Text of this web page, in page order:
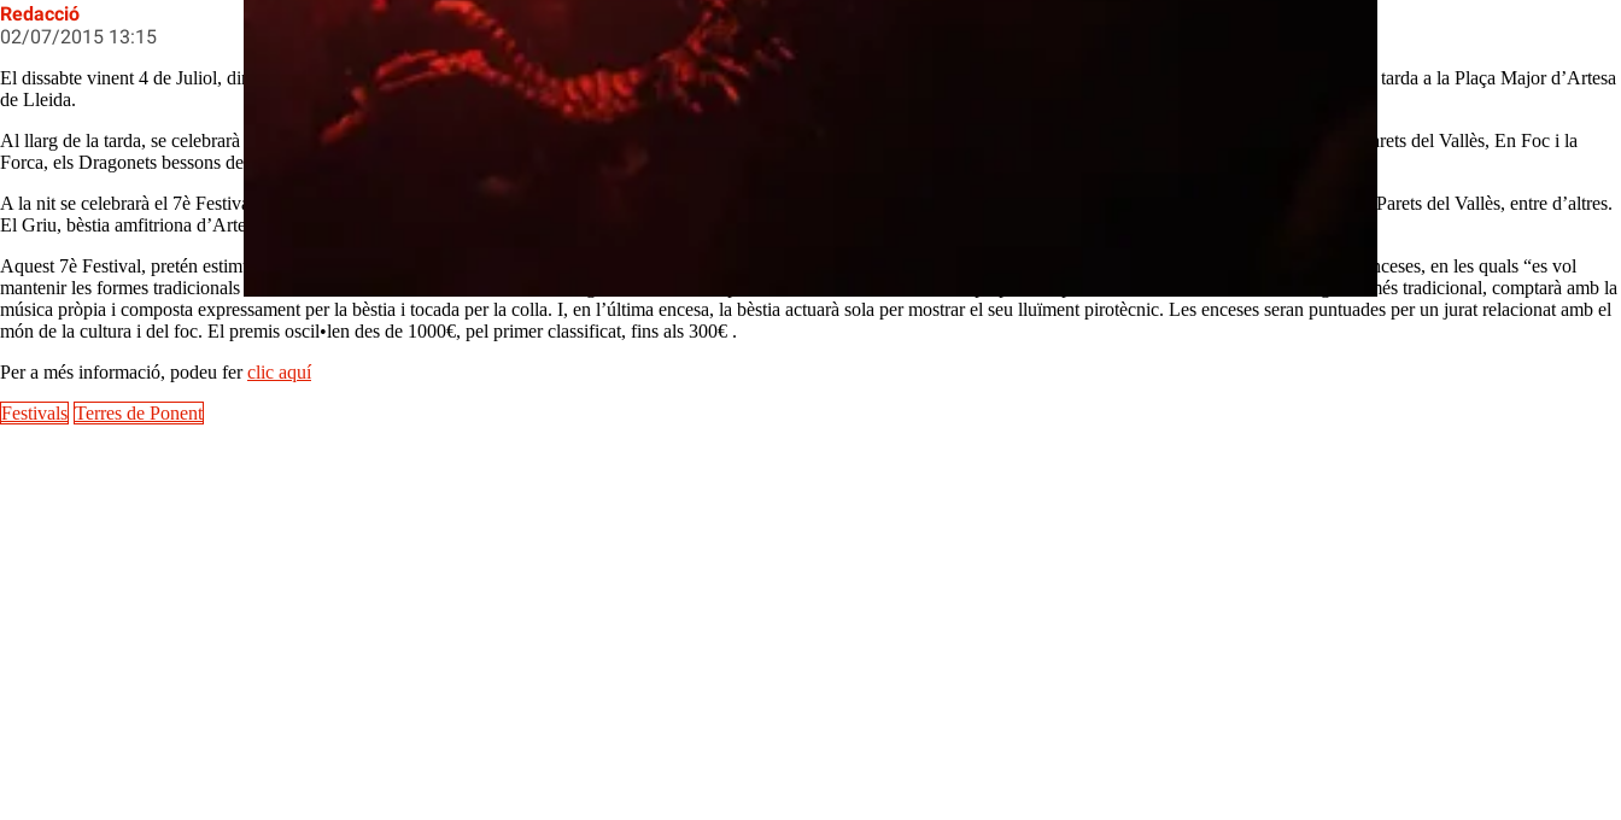
Redacció
02/07/2015 13:15
El dissabte vinent 4 de Juliol, dins de la 10a Trobada de Bestiari de Foc d’Artesa de Lleida, es celebrarà el 7è Festival d’Enceses de Catalunya. La plantada tindrà inici a les 18h de la tarda a la Plaça Major d’Artesa
de Lleida.
Al llarg de la tarda, se celebrarà el bateig de foc de la nova bèstia infantil de foc d’Artesa de Lleida: La Hydra. En aquest acte hi serà present el següent bestiari infantil: El Rusti de Parets del Vallès, En Foc i la
Forca, els Dragonets bessons de les Forques de Can Deu de Sabadell, Drac petit de Valls i Dracs Bessons de Castelló.
A la nit se celebrarà el 7è Festival d’Enceses de Catalunya, a partir de les 23:30h i aquest any hi haurà set bèsties partipants, el Poll Foll de Ripollet, l’Hydracus de Jesús, la Bèstia de Parets del Vallès, entre d’altres.
El Griu, bèstia amfitriona d’Artesa de Lleida, actuarà fora de la competició.
Aquest 7è Festival, pretén estimular la imaginació i l’enginy, per tal de fer lluir al màxim el bestiari de foc, exhibint les seves millors i més potents enceses. El Festival constarà de 3 enceses, en les quals “es vol
mantenir les formes tradicionals i buscar un toc de modernitat”, afirmen els organitzadors. En la primera encesa, les bèsties estan preparades per cremar entre la multitud. La segona, més tradicional, comptarà amb la
música pròpia i composta expressament per la bèstia i tocada per la colla. I, en l’última encesa, la bèstia actuarà sola per mostrar el seu lluïment pirotècnic. Les enceses seran puntuades per un jurat relacionat amb el
món de la cultura i del foc. El premis oscil•len des de 1000€, pel primer classificat, fins als 300€ .
Per a més informació, podeu ferclic aquí
Festivals Terres de Ponent